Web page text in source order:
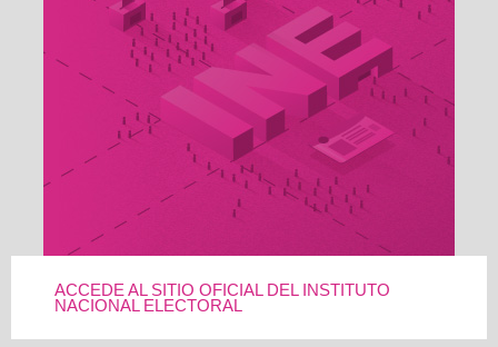
ACCEDE AL SITIO OFICIAL DEL INSTITUTO
NACIONAL ELECTORAL